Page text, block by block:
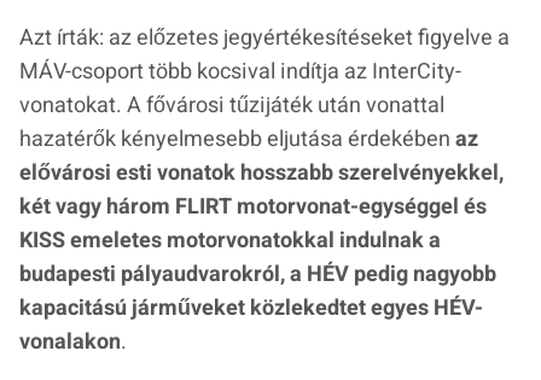
Azt írták: az előzetes jegyértékesítéseket figyelve a
MÁV-csoport több kocsival indítja az InterCity-
vonatokat. A fővárosi tűzijáték után vonattal
hazatérők kényelmesebb eljutása érdekébenaz
elővárosi esti vonatok hosszabb szerelvényekkel,
két vagy három FLIRT motorvonat-egységgel és
KISS emeletes motorvonatokkal indulnak a
budapesti pályaudvarokról, a HÉV pedig nagyobb
kapacitású járműveket közlekedtet egyes HÉV-
vonalakon.